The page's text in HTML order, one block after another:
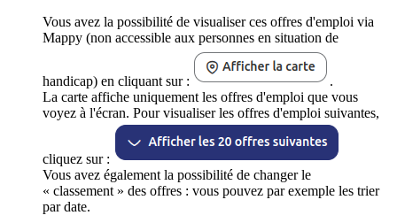
Vous avez la possibilité de visualiser ces offres d'emploi via
Mappy (non accessible aux personnes en situation de
handicap) en cliquant sur :
.
La carte affiche uniquement les offres d'emploi que vous
voyez à l'écran. Pour visualiser les offres d'emploi suivantes,
cliquez sur :
Vous avez également la possibilité de changer le
« classement » des offres : vous pouvez par exemple les trier
par date.